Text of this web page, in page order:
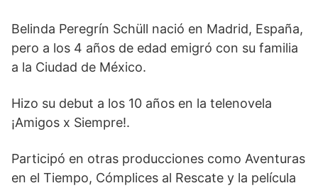
Belinda Peregrín Schüll nació en Madrid, España,
pero a los 4 años de edad emigró con su familia
a la Ciudad de México.
Hizo su debut a los 10 años en la telenovela
¡Amigos x Siempre!.
Participó en otras producciones como Aventuras
en el Tiempo, Cómplices al Rescate y la película